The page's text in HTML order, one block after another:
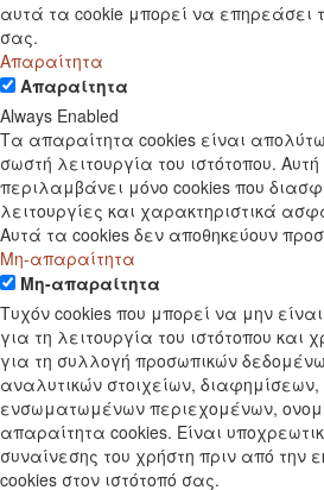
αυτά τα cookie μπορεί να επηρεάσει
σας.
Απαραίτητα
Απαραίτητα
Always Enabled
Τα απαραίτητα cookies είναι
σωστή λειτουργία του ιστότοπου.
περιλαμβάνει μόνο cookies που
λειτουργίες και χαρακτηριστικά
Αυτά τα cookies δεν αποθηκεύουν
Μη-απαραίτητα
Μη-απαραίτητα
Τυχόν cookies που μπορεί να μην
για τη λειτουργία του ιστότοπου και
για τη συλλογή προσωπικών
αναλυτικών στοιχείων,
ενσωματωμένων περιεχομένων,
απαραίτητα cookies. Είναι
συναίνεσης του χρήστη πριν από την
cookies στον ιστότοπό σας.